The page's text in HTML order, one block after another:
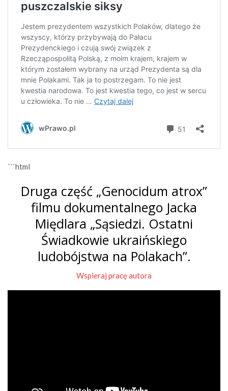
```html
Druga część „Genocidum atrox”
filmu dokumentalnego Jacka
Międlara „Sąsiedzi. Ostatni
Świadkowie ukraińskiego
ludobójstwa na Polakach”.
Wspieraj pracę autora